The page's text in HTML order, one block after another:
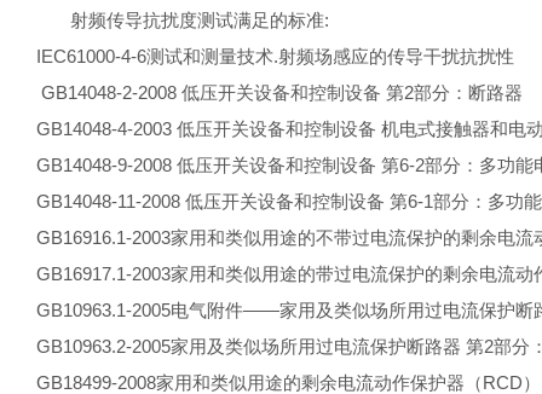
射频传导抗扰度测试满足的标准:
IEC61000-4-6测试和测量技术.射频场感应的传导干扰抗扰性
GB14048-2-2008 低压开关设备和控制设备 第2部分：断路器
GB14048-4-2003 低压开关设备和控制设备 机电式接触器和电
GB14048-9-2008 低压开关设备和控制设备 第6-2部分：多功
GB14048-11-2008 低压开关设备和控制设备 第6-1部分：多功
GB16916.1-2003家用和类似用途的不带过电流保护的剩余电
GB16917.1-2003家用和类似用途的带过电流保护的剩余电流
GB10963.1-2005电气附件——家用及类似场所用过电流保护断
GB10963.2-2005家用及类似场所用过电流保护断路器 第2部分
GB18499-2008家用和类似用途的剩余电流动作保护器（RCD